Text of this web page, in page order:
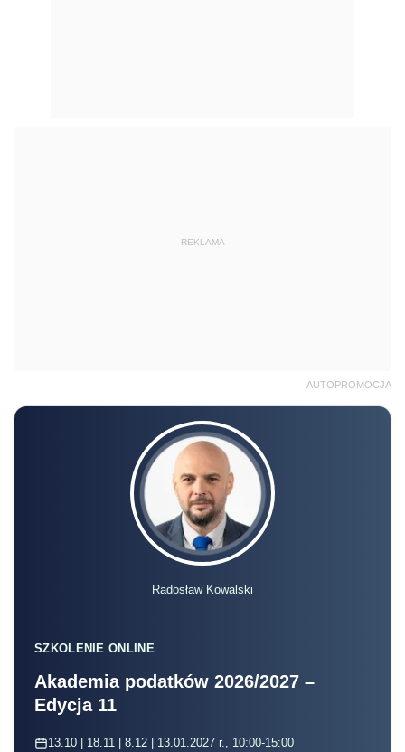
REKLAMA
AUTOPROMOCJA
Radosław Kowalski
SZKOLENIE ONLINE
Akademia podatków 2026/2027 –
Edycja 11
13.10 | 18.11 | 8.12 | 13.01.2027 r., 10:00-15:00